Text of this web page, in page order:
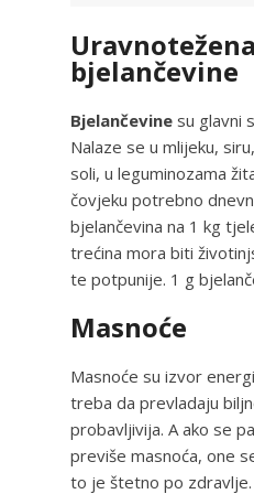
bjelančevine
Bjelančevine su glavni
Nalaze se u mlijeku,
soli, u leguminozama
čovjeku potrebno
bjelančevina na 1 kg
trećina mora biti
te potpunije. 1 g
Masnoće
Masnoće su izvor
treba da prevladaju
probavljivija. A ako se
previše masnoća, one
to je štetno po